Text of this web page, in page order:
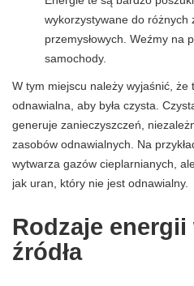
wykorzystywane do różnych
przemysłowych. Weźmy na
samochody.
W tym miejscu należy wyjaśnić,
odnawialna, aby była czysta.
generuje zanieczyszczeń,
zasobów odnawialnych. Na
wytwarza gazów cieplarnianych,
jak uran, który nie jest odnawialny.
Rodzaje energii
źródła